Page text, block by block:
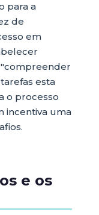
para a
de
em
esta
o processo
incentiva uma
e os